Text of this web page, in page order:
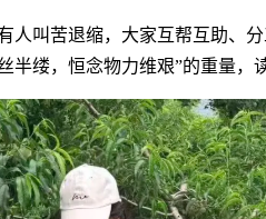
人叫苦退缩，大家互帮互助、
半缕，恒念物力维艰”的重量